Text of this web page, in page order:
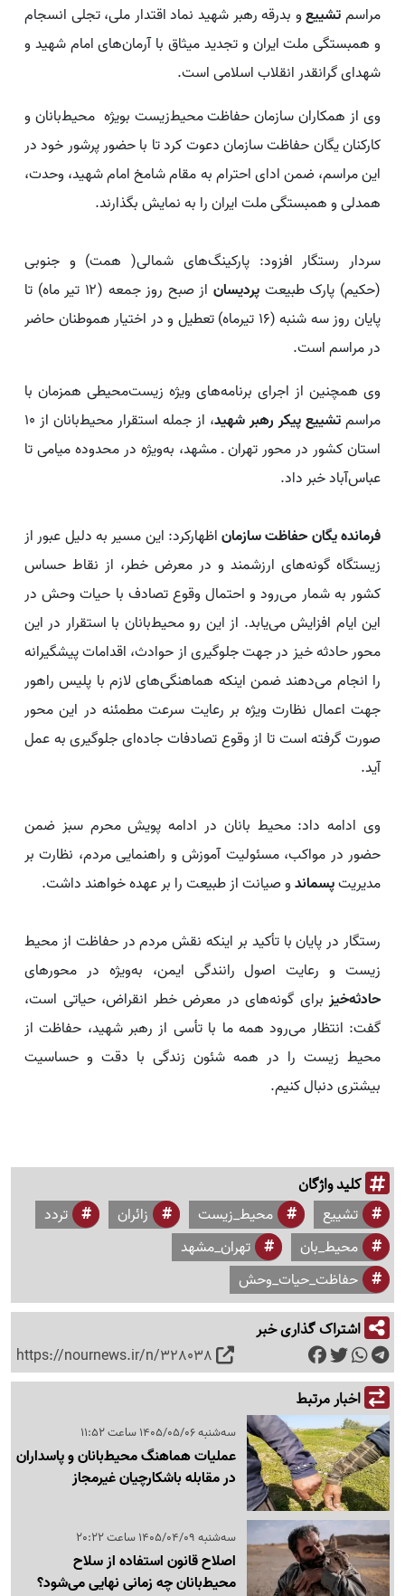
مراسمتشییعو بدرقه رهبر شهید نماد اقتدار ملی، تجلی انسجام
و همبستگی ملت ایران و تجدید میثاق با آرمان‌های امام شهید و
شهدای گرانقدر انقلاب اسلامی است.
وی از همکاران سازمان حفاظت محیط‌زیست بویژه محیط‌بانان و
کارکنان یگان حفاظت سازمان دعوت کرد تا با حضور پرشور خود در
این مراسم، ضمن ادای احترام به مقام شامخ امام شهید، وحدت،
همدلی و همبستگی ملت ایران را به نمایش بگذارند.
سردار رستگار افزود: پارکینگ‌های شمالی( همت) و جنوبی
(حکیم) پارک طبیعت پردیسان
از صبح روز جمعه (۱۲ تیر ماه) تا
پایان روز سه شنبه (۱۶ تیرماه) تعطیل و در اختیار هموطنان حاضر
در مراسم است.
وی همچنین از اجرای برنامه‌های ویژه زیست‌محیطی همزمان با
مراسمتشییع پیکر رهبر شهید
، از جمله استقرار محیط‌بانان از ۱۰
استان کشور در محور تهران ـ مشهد، به‌ویژه در محدوده میامی تا
عباس‌آباد خبر داد.
فرمانده یگان حفاظت سازماناظهارکرد: این مسیر به دلیل عبور از
زیستگاه گونه‌های ارزشمند و در معرض خطر، از نقاط حساس
کشور به شمار می‌رود و احتمال وقوع تصادف با حیات‌ وحش در
این ایام افزایش می‌یابد. از این رو محیط‌بانان با استقرار در این
محور حادثه خیز در جهت جلوگیری از حوادث، اقدامات پیشگیرانه
را انجام می‌دهند ضمن اینکه هماهنگی‌های لازم با پلیس راهور
جهت اعمال نظارت ویژه بر رعایت سرعت مطمئنه در این محور
صورت گرفته است تا از وقوع تصادفات جاده‌ای جلوگیری به عمل
آید.
وی ادامه داد: محیط بانان در ادامه پویش محرم‌ سبز ضمن
حضور در مواکب، مسئولیت آموزش و راهنمایی مردم، نظارت بر
مدیریتپسماندو صیانت از طبیعت را بر عهده خواهند داشت.
رستگار در پایان با تأکید بر اینکه نقش مردم در حفاظت از محیط
زیست و رعایت اصول رانندگی ایمن، به‌ویژه در محورهای
حادثه‌خیز برای گونه‌های در معرض خطر انقراض، حیاتی است،
گفت: انتظار می‌رود همه ما با تأسی از رهبر شهید، حفاظت از
محیط زیست را در همه شئون زندگی با دقت و حساسیت
بیشتری دنبال کنیم.
کلید واژگان
تشییع محیط_زیست زائران
تردد
محیط_بان
تهران_مشهد
حفاظت_حیات_وحش
اشتراک گذاری خبر
https://nournews.ir/n/328038
اخبار مرتبط
سه‌شنبه 1405/05/06 ساعت 11:52
عملیات هماهنگ محیط‌بانان و پاسداران
در مقابله باشکارچیان غیرمجاز
سه‌شنبه 1405/04/09 ساعت 20:22
اصلاح قانون استفاده از سلاح
محیط‌بانان چه زمانی نهایی می‌شود؟